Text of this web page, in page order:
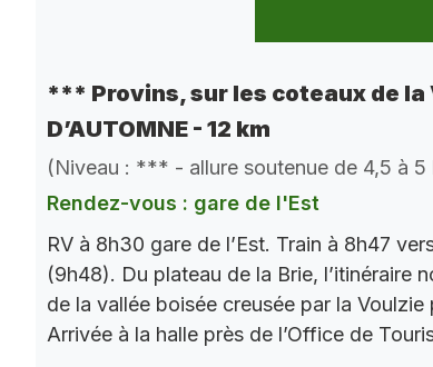
*** Provins, sur les coteaux de la
D’AUTOMNE - 12 km
(Niveau : *** - allure soutenue de 4,5 à 5
Rendez-vous : gare de l'Est
RV à 8h30 gare de l’Est. Train à 8h47
(9h48). Du plateau de la Brie, l’itinéraire
de la vallée boisée creusée par la
Arrivée à la halle près de l’Office de